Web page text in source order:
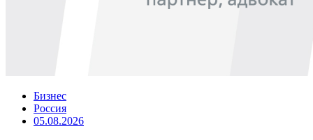
Бизнес
Россия
05.08.2026